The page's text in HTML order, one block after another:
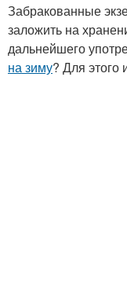
Забракованные
заложить на
дальнейшего
на зиму? Для этого